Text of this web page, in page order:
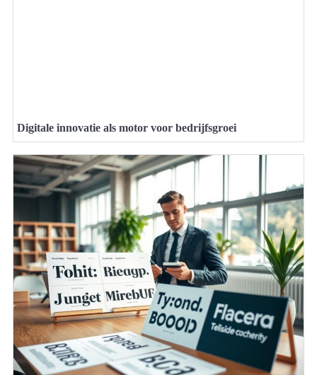
Digitale innovatie als motor voor bedrijfsgroei